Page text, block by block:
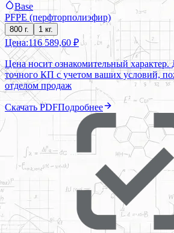
Base
PFPE (перфторполиэфир)
800 г. 1 кг.
Цена:116 589,60 ₽
Цена носит ознакомительный характер.
точного КП с учетом ваших условий,
отделом продаж
Скачать PDFПодробнее